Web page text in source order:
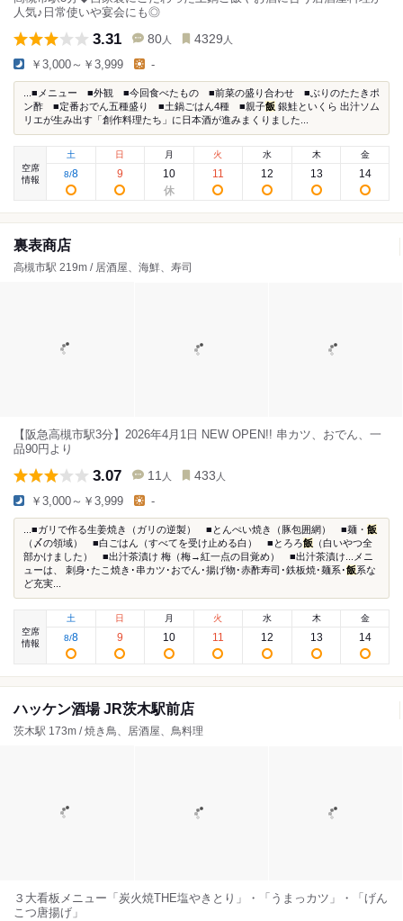
人気♪日常使いや宴会にも◎
3.31 80 人 4329 人
￥3,000～￥3,999 -
...■メニュー ■外観 ■今回食べたもの ■前菜の盛り合わせ ■ぶりのたたきポ
ン酢 ■定番おでん五種盛り ■土鍋ごはん4種 ■親子飯 銀鮭といくら 出汁ソム
リエが生み出す「創作料理たち」に日本酒が進みまくりました...
空席
情報
土
8/8
日
9
月
10
火
11
水
12
木
13
金
14
裏表商店
高槻市駅 219m / 居酒屋、海鮮、寿司
【阪急高槻市駅3分】2026年4月1日 NEW OPEN!! 串カツ、おでん、一
品90円より
3.07 11 人 433 人
￥3,000～￥3,999 -
...■ガリで作る生姜焼き（ガリの逆製） ■とんぺい焼き（豚包囲網） ■麺・ 飯
（〆の領域） ■白ごはん（すべてを受け止める白） ■とろろ飯 （白いやつ全
部かけました） ■出汁茶漬け 梅（梅→紅一点の目覚め） ■出汁茶漬け...メニ
ューは、 刺身･たこ焼き･串カツ･おでん･揚げ物･赤酢寿司･鉄板焼･麺系･飯系な
ど充実...
空席
情報
土
8/8
日
9
月
10
火
11
水
12
木
13
金
14
ハッケン酒場 JR茨木駅前店
茨木駅 173m / 焼き鳥、居酒屋、鳥料理
３大看板メニュー「炭火焼THE塩やきとり」・「うまっカツ」・「げん
こつ唐揚げ」